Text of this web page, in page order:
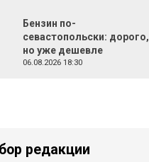
Бензин по-
севастопольски: дорого,
но уже дешевле
06.08.2026 18:30
редакции